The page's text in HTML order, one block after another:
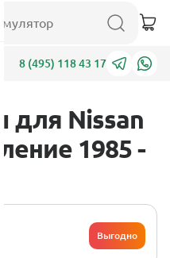
8 (495) 118 43 17
для Nissan
1985 -
Выгодно